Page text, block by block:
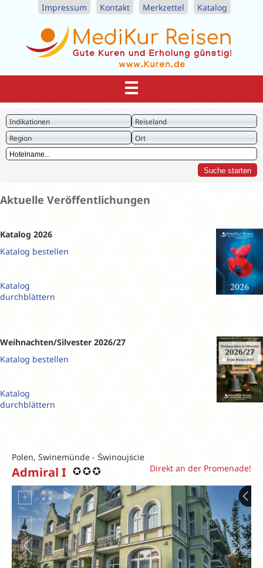
Impressum Kontakt Merkzettel Katalog
Indikationen
Reiseland
Region
Ort
Aktuelle Veröffentlichungen
Katalog 2026
Katalog bestellen
Katalog
durchblättern
Weihnachten/Silvester 2026/27
Katalog bestellen
Katalog
durchblättern
Polen, Swinemünde - Świnoujście
Direkt an der Promenade!
Admiral I